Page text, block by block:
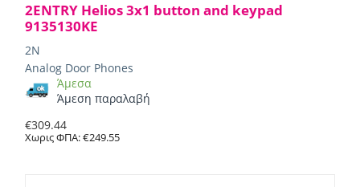
2ENTRY Helios 3x1 button and keypad
9135130KE
2N
Analog Door Phones
Άμεσα
Άμεση παραλαβή
€309.44
Χωρις ΦΠΑ:€249.55